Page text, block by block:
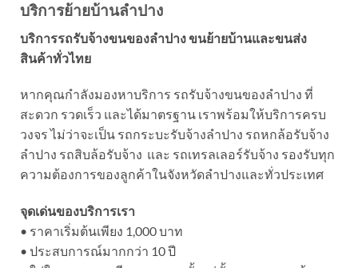
บริการย้ายบ้านลำปาง
บริการรถรับจ้างขนของลำปาง ขนย้ายบ้านและขนส่ง
สินค้าทั่วไทย
หากคุณกำลังมองหาบริการ รถรับจ้างขนของลำปาง ที่
สะดวก รวดเร็ว และได้มาตรฐาน เราพร้อมให้บริการครบ
วงจร ไม่ว่าจะเป็น รถกระบะรับจ้างลำปาง รถหกล้อรับจ้าง
ลำปาง รถสิบล้อรับจ้าง และ รถเทรลเลอร์รับจ้าง รองรับทุก
ความต้องการของลูกค้าในจังหวัดลำปางและทั่วประเทศ
จุดเด่นของบริการเรา
• ราคาเริ่มต้นเพียง 1,000 บาท
• ประสบการณ์มากกว่า 10 ปี